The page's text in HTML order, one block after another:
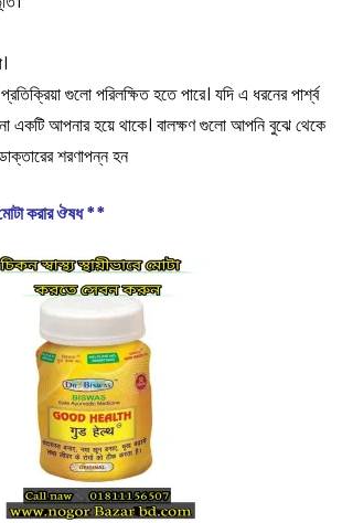
গুলো পরিলক্ষিত হতে পারে। যদি এ ধরনের পার্শ্ব
একটি আপনার হয়ে থাকে। বালক্ষণ গুলো আপনি বুঝে থেকে
শরণাপন্ন হন
করার ঔষধ **